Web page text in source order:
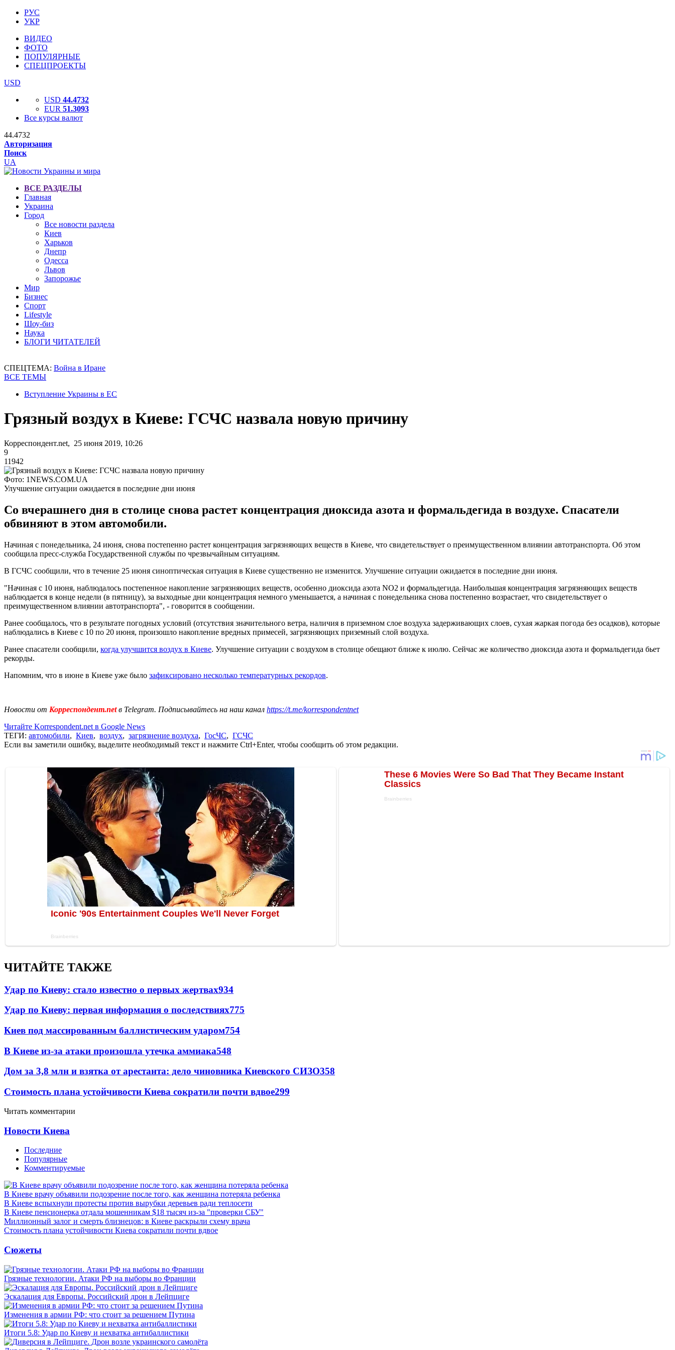
РУС
УКР
ВИДЕО
ФОТО
ПОПУЛЯРНЫЕ
СПЕЦПРОЕКТЫ
USD
USD 44.4732
EUR 51.3093
Все курсы валют
44.4732
Авторизация
Поиск
UA
ВСЕ РАЗДЕЛЫ
Главная
Украина
Город
Все новости раздела
Киев
Харьков
Днепр
Одесса
Львов
Запорожье
Мир
Бизнес
Спорт
Lifestyle
Шоу-биз
Наука
БЛОГИ ЧИТАТЕЛЕЙ
СПЕЦТЕМА: Война в Иране
ВСЕ ТЕМЫ
Вступление Украины в ЕС
Грязный воздух в Киеве: ГСЧС назвала новую причину
Корреспондент.net, 25 июня 2019, 10:26
9
11942
Фото: 1NEWS.COM.UA
Улучшение ситуации ожидается в последние дни июня
Со вчерашнего дня в столице снова растет концентрация диоксида азота и формальдегида в воздухе. Спасатели
обвиняют в этом автомобили.
Начиная с понедельника, 24 июня, снова постепенно растет концентрация загрязняющих веществ в Киеве, что свидетельствует о преимущественном влиянии автотранспорта. Об этом
сообщила пресс-служба Государственной службы по чрезвычайным ситуациям.
В ГСЧС сообщили, что в течение 25 июня синоптическая ситуация в Киеве существенно не изменится. Улучшение ситуации ожидается в последние дни июня.
"Начиная с 10 июня, наблюдалось постепенное накопление загрязняющих веществ, особенно диоксида азота NO2 и формальдегида. Наибольшая концентрация загрязняющих веществ
наблюдается в конце недели (в пятницу), за выходные дни концентрация немного уменьшается, а начиная с понедельника снова постепенно возрастает, что свидетельствует о
преимущественном влиянии автотранспорта", - говорится в сообщении.
Ранее сообщалось, что в результате погодных условий (отсутствия значительного ветра, наличия в приземном слое воздуха задерживающих слоев, сухая жаркая погода без осадков), которые
наблюдались в Киеве с 10 по 20 июня, произошло накопление вредных примесей, загрязняющих приземный слой воздуха.
Ранее спасатели сообщили, когда улучшится воздух в Киеве. Улучшение ситуации с воздухом в столице обещают ближе к июлю. Сейчас же количество диоксида азота и формальдегида бьет
рекорды.
Напомним, что в июне в Киеве уже было зафиксировано несколько температурных рекордов.
Новости от Корреспондент.netв Telegram. Подписывайтесь на наш канал https://t.me/korrespondentnet
Читайте Korrespondent.net в Google News
ТЕГИ: автомобили, Киев, воздух, загрязнение воздуха, ГосЧС, ГСЧС
Если вы заметили ошибку, выделите необходимый текст и нажмите Ctrl+Enter, чтобы сообщить об этом редакции.
ЧИТАЙТЕ ТАКЖЕ
Удар по Киеву: стало известно о первых жертвах934
Удар по Киеву: первая информация о последствиях775
Киев под массированным баллистическим ударом754
В Киеве из-за атаки произошла утечка аммиака548
Дом за 3,8 млн и взятка от арестанта: дело чиновника Киевского СИЗО358
Стоимость плана устойчивости Киева сократили почти вдвое299
Читать комментарии
Новости Киева
Последние
Популярные
Комментируемые
В Киеве врачу объявили подозрение после того, как женщина потеряла ребенка
В Киеве вспыхнули протесты против вырубки деревьев ради теплосети
В Киеве пенсионерка отдала мошенникам $18 тысяч из-за "проверки СБУ"
Миллионный залог и смерть близнецов: в Киеве раскрыли схему врача
Стоимость плана устойчивости Киева сократили почти вдвое
Сюжеты
Грязные технологии. Атаки РФ на выборы во Франции
Эскалация для Европы. Российский дрон в Лейпциге
Изменения в армии РФ: что стоит за решением Путина
Итоги 5.8: Удар по Киеву и нехватка антибаллистики